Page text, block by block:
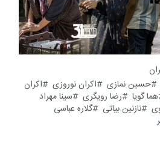
حسین نمازی اکران نوروزی
اکران
هما گویا رضا رویگری
سینا مهراد
نازنین بیاتی
گلاره عباسی